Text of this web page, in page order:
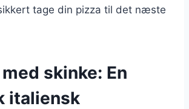
tage din pizza til det næste
skinke: En
italiensk